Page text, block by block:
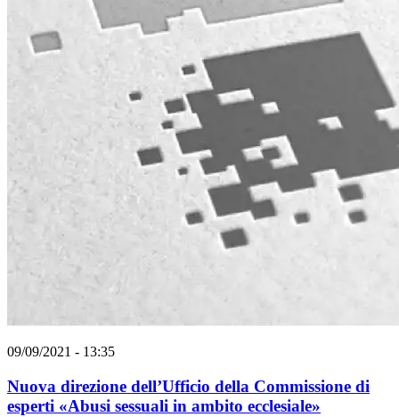
09/09/2021 - 13:35
Nuova direzione dell’Ufficio della Commissione di
esperti «Abusi sessuali in ambito ecclesiale»